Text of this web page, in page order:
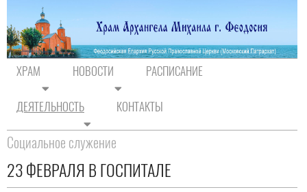
ХРАМ НОВОСТИ РАСПИСАНИЕ
ДЕЯТЕЛЬНОСТЬ КОНТАКТЫ
Социальное служение
23 ФЕВРАЛЯ В ГОСПИТАЛЕ